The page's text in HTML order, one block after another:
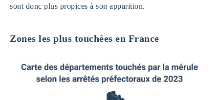
sont donc plus propices à son apparition.
Zones les plus touchées en France